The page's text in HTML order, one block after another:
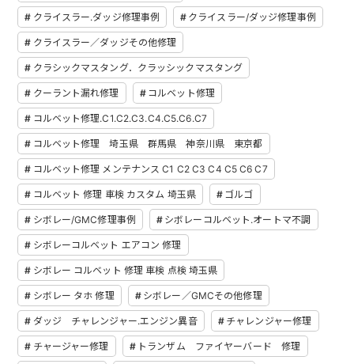
クライスラー.ダッジ修理事例 クライスラー/ダッジ修理事例
クライスラー／ダッジその他修理
クラシックマスタング．クラッシックマスタング
クーラント漏れ修理 コルベット修理
コルベット修理.C1.C2.C3.C4.C5.C6.C7
コルベット修理 埼玉県 群馬県 神奈川県 東京都
コルベット修理 メンテナンス C1 C2 C3 C4 C5 C6 C7
コルベット 修理 車検 カスタム 埼玉県 ゴルゴ
シボレー/GMC修理事例 シボレーコルベット.オートマ不調
シボレーコルベット エアコン 修理
シボレー コルベット 修理 車検 点検 埼玉県
シボレー タホ 修理 シボレー／GMCその他修理
ダッジ チャレンジャー.エンジン異音 チャレンジャー修理
チャージャー修理 トランザム ファイヤーバード 修理